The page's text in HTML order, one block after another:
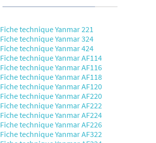
Fiche technique Yanmar 221
Fiche technique Yanmar 324
Fiche technique Yanmar 424
Fiche technique Yanmar AF114
Fiche technique Yanmar AF116
Fiche technique Yanmar AF118
Fiche technique Yanmar AF120
Fiche technique Yanmar AF220
Fiche technique Yanmar AF222
Fiche technique Yanmar AF224
Fiche technique Yanmar AF226
Fiche technique Yanmar AF322